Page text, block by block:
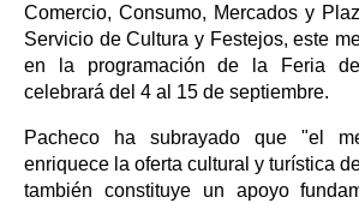
Comercio, Consumo, Mercados y
Servicio de Cultura y Festejos, este
en la programación de la Feria
celebrará del 4 al 15 de septiembre.
Pacheco ha subrayado que "el
enriquece la oferta cultural y turística
también constituye un apoyo